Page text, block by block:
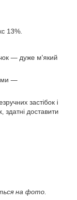
13%.
— дуже м'який
—
застібок і
здатні доставити
на фото.